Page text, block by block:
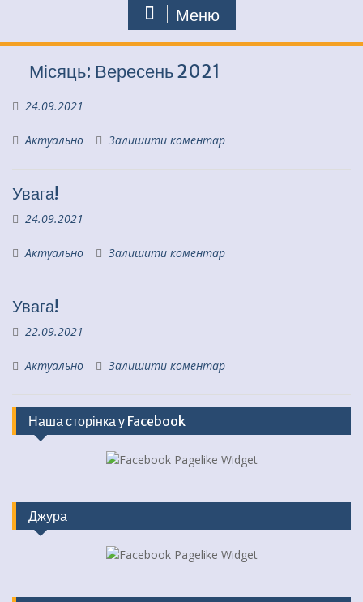
Меню
Місяць: Вересень 2021
24.09.2021
Актуально Залишити коментар
Увага!
24.09.2021
Актуально Залишити коментар
Увага!
22.09.2021
Актуально Залишити коментар
Наша сторінка у Facebook
Джура